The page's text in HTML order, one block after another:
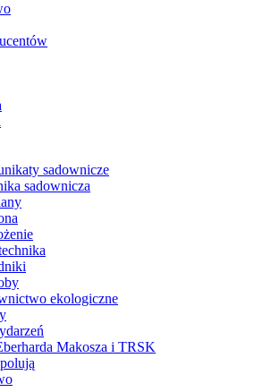
sadownicze
sadownicza
ekologiczne
Makosza i TRSK